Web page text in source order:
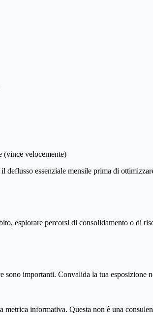
(vince velocemente)
deflusso essenziale mensile prima di
esplorare percorsi di consolidamento o di
importanti. Convalida la tua esposizione
informativa. Questa non è una